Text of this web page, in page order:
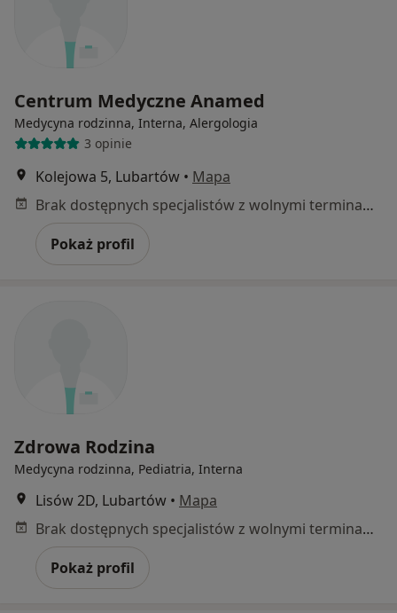
Centrum Medyczne Anamed
Medycyna rodzinna, Interna, Alergologia
3 opinie
Kolejowa 5, Lubartów • Mapa
Brak dostępnych specjalistów z wolnymi terminami w tym centrum medycznym.
Pokaż profil
Zdrowa Rodzina
Medycyna rodzinna, Pediatria, Interna
Lisów 2D, Lubartów • Mapa
Brak dostępnych specjalistów z wolnymi terminami w tym centrum medycznym.
Pokaż profil